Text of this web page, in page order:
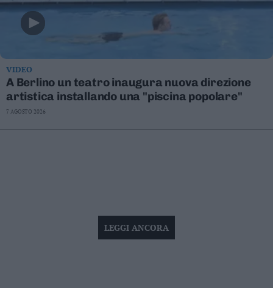
VIDEO
A Berlino un teatro inaugura nuova direzione
artistica installando una "piscina popolare"
7 AGOSTO 2026
LEGGI ANCORA